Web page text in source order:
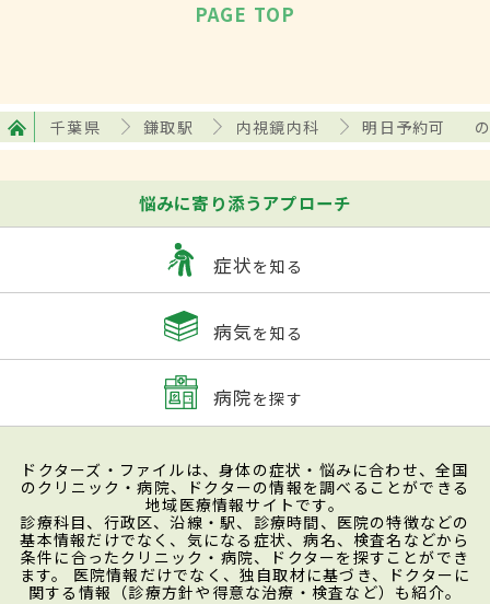
PAGE TOP
千葉県 鎌取駅 内視鏡内科 明日予約可
悩みに寄り添うアプローチ
症状を知る
病気を知る
病院を探す
ドクターズ・ファイルは、身体の症状・悩みに合わせ、全国
のクリニック・病院、ドクターの情報を調べることができる
地域医療情報サイトです。
診療科目、行政区、沿線・駅、診療時間、医院の特徴などの
基本情報だけでなく、気になる症状、病名、検査名などから
条件に合ったクリニック・病院、ドクターを探すことができ
ます。 医院情報だけでなく、独自取材に基づき、ドクターに
関する情報（診療方針や得意な治療・検査など）も紹介。